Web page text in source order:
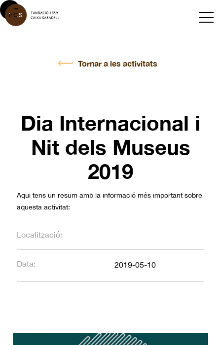
Tornar a les activitats
Dia Internacional i
Nit dels Museus
2019
Aqui tens un resum amb la informació més important sobre
aquesta activitat:
Localització:
Data: 2019-05-10